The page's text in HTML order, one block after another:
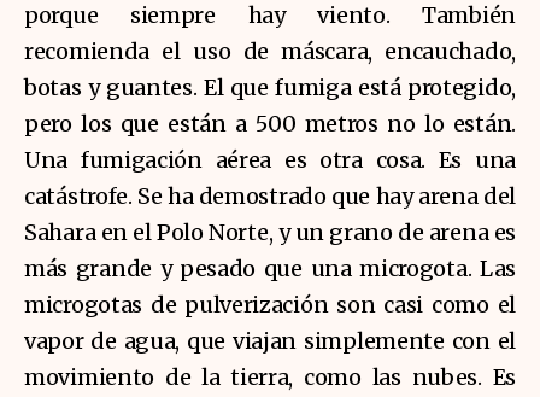
porque siempre hay viento. También
recomienda el uso de máscara, encauchado,
botas y guantes. El que fumiga está protegido,
pero los que están a 500 metros no lo están.
Una fumigación aérea es otra cosa. Es una
catástrofe. Se ha demostrado que hay arena del
Sahara en el Polo Norte, y un grano de arena es
más grande y pesado que una microgota. Las
microgotas de pulverización son casi como el
vapor de agua, que viajan simplemente con el
movimiento de la tierra, como las nubes. Es